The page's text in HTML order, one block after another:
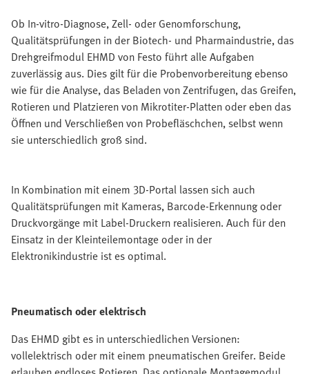
Ob In-vitro-Diagnose, Zell- oder Genomforschung,
Qualitätsprüfungen in der Biotech- und Pharmaindustrie, das
Drehgreifmodul EHMD von Festo führt alle Aufgaben
zuverlässig aus. Dies gilt für die Probenvorbereitung ebenso
wie für die Analyse, das Beladen von Zentrifugen, das Greifen,
Rotieren und Platzieren von Mikrotiter-Platten oder eben das
Öffnen und Verschließen von Probefläschchen, selbst wenn
sie unterschiedlich groß sind.
In Kombination mit einem 3D-Portal lassen sich auch
Qualitätsprüfungen mit Kameras, Barcode-Erkennung oder
Druckvorgänge mit Label-Druckern realisieren. Auch für den
Einsatz in der Kleinteilemontage oder in der
Elektronikindustrie ist es optimal.
Pneumatisch oder elektrisch
Das EHMD gibt es in unterschiedlichen Versionen:
vollelektrisch oder mit einem pneumatischen Greifer. Beide